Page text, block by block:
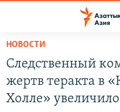
Вернуться
основному
содержанию
Вернутся
НОВОСТИ
ВОЙНА В УКРАИНЕ
НОВОСТИ
Следственный
жертв теракта в
Холле»